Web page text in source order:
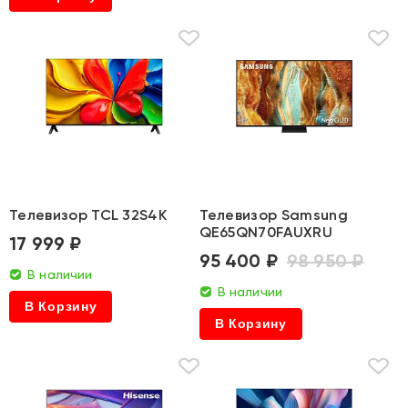
Телевизор TCL 32S4K
17 999 ₽
В наличии
В Корзину
Телевизор Samsung
QE65QN70FAUXRU
95 400 ₽ 98 950 ₽
В наличии
В Корзину